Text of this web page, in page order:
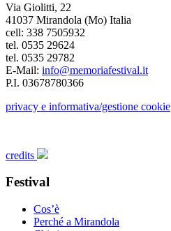
Via Giolitti, 22
41037 Mirandola (Mo) Italia
cell: 338 7505932
tel. 0535 29624
tel. 0535 29782
E-Mail: info@memoriafestival.it
P.I. 03678780366
privacy e informativa/gestione cookie
credits
Festival
Cos’è
Perché a Mirandola